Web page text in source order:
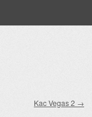
Kac Vegas 2 →